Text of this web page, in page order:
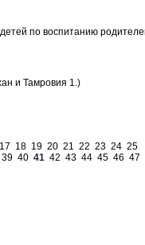
по воспитанию
и Тамровия 1.)
17 18 19 20 21 22 23 24 25
39 40 41 42 43 44 45 46 47